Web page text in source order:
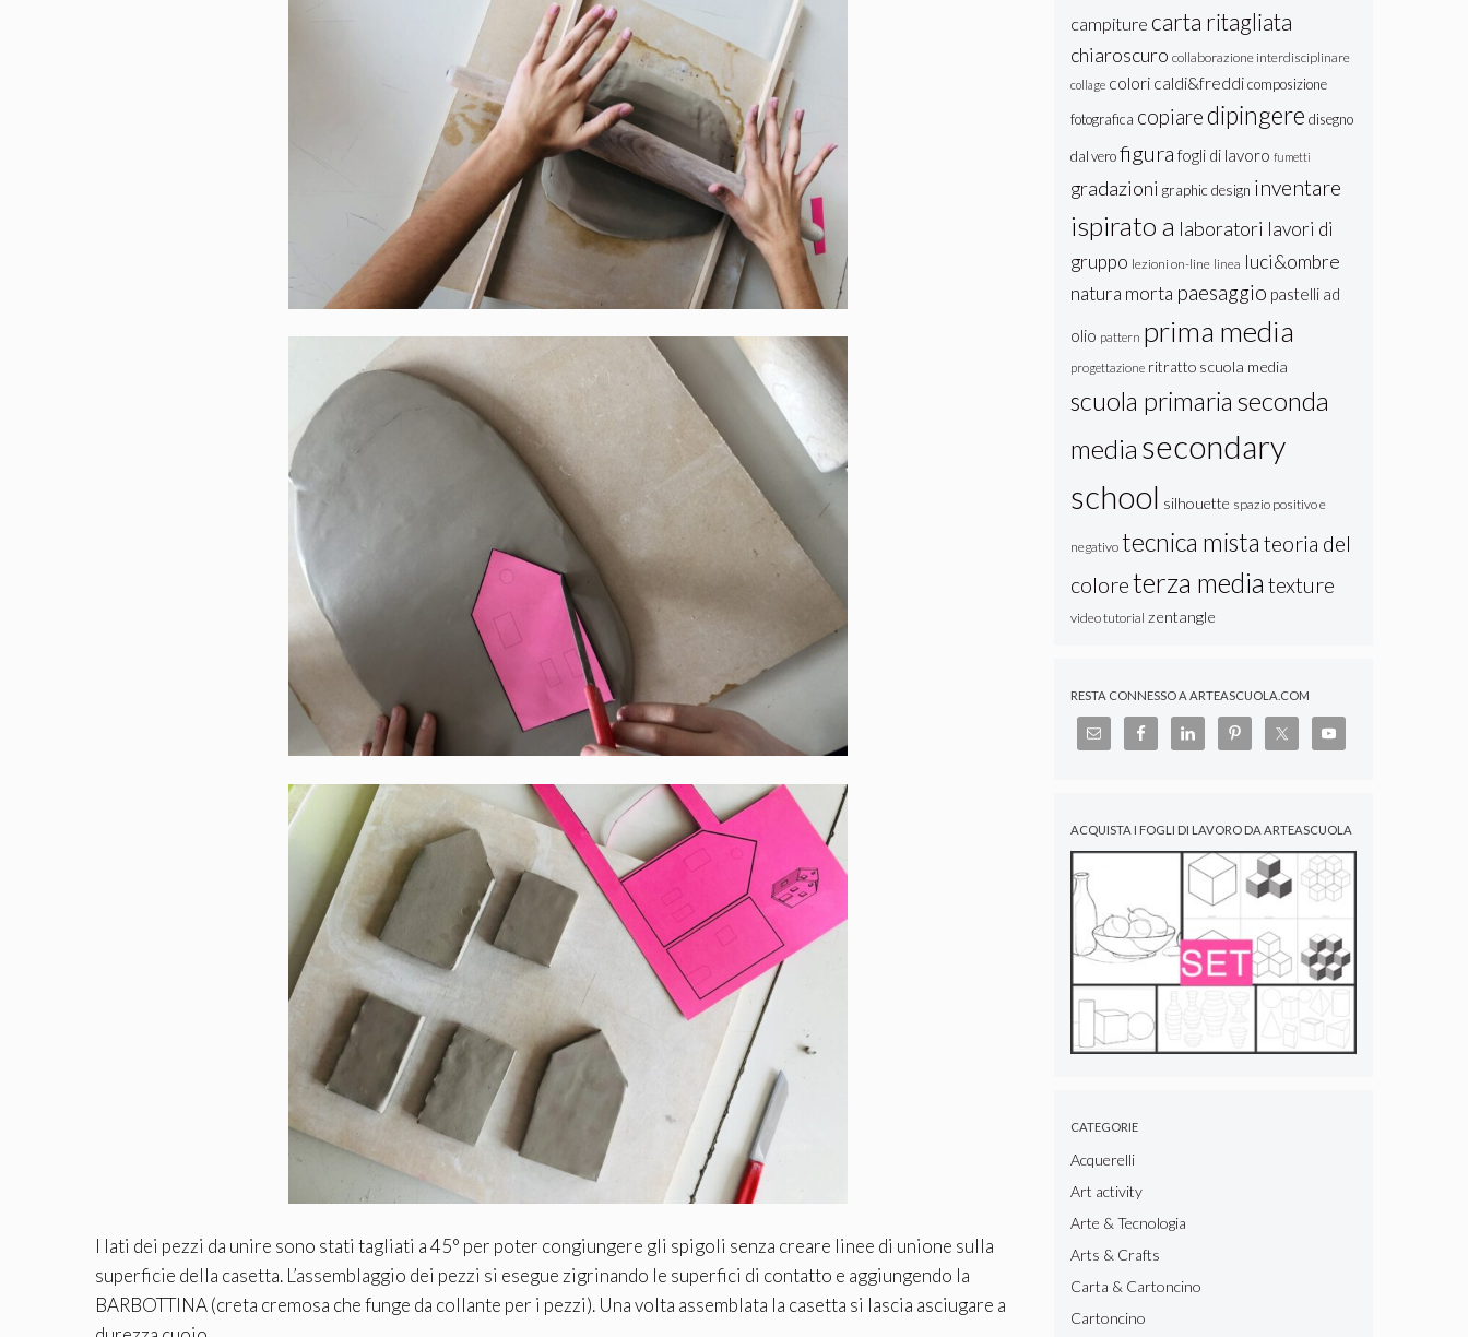
I lati dei pezzi da unire sono stati tagliati a 45° per poter congiungere gli spigoli senza creare linee di unione sulla
superficie della casetta. L’assemblaggio dei pezzi si esegue zigrinando le superfici di contatto e aggiungendo la
BARBOTTINA (creta cremosa che funge da collante per i pezzi). Una volta assemblata la casetta si lascia asciugare a
campiture carta ritagliata
chiaroscuro collaborazione interdisciplinare
collage colori caldi&freddi composizione
fotografica copiaredipingere disegno
dal vero figura fogli di lavoro fumetti
gradazioni graphic design inventare
ispirato a laboratori lavori di
gruppo lezioni on-line linea luci&ombre
natura morta paesaggio pastelli ad
olio pattern prima media
progettazione ritratto scuola media
scuola primaria seconda
media secondary
school silhouette spazio positivo e
negativo tecnica mista teoria del
coloreterza media texture
video tutorial zentangle
RESTA CONNESSO A ARTEASCUOLA.COM
ACQUISTA I FOGLI DI LAVORO DA ARTEASCUOLA
CATEGORIE
Acquerelli
Art activity
Arte & Tecnologia
Arts & Crafts
Carta & Cartoncino
Cartoncino